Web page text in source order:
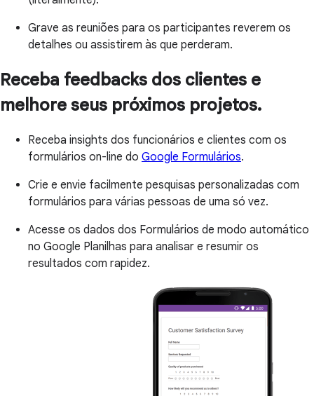
Grave as reuniões para os participantes reverem os
detalhes ou assistirem às que perderam.
Receba feedbacks dos clientes e
melhore seus próximos projetos.
Receba insights dos funcionários e clientes com os
formulários on-line do Google Formulários.
Crie e envie facilmente pesquisas personalizadas com
formulários para várias pessoas de uma só vez.
Acesse os dados dos Formulários de modo automático
no Google Planilhas para analisar e resumir os
resultados com rapidez.